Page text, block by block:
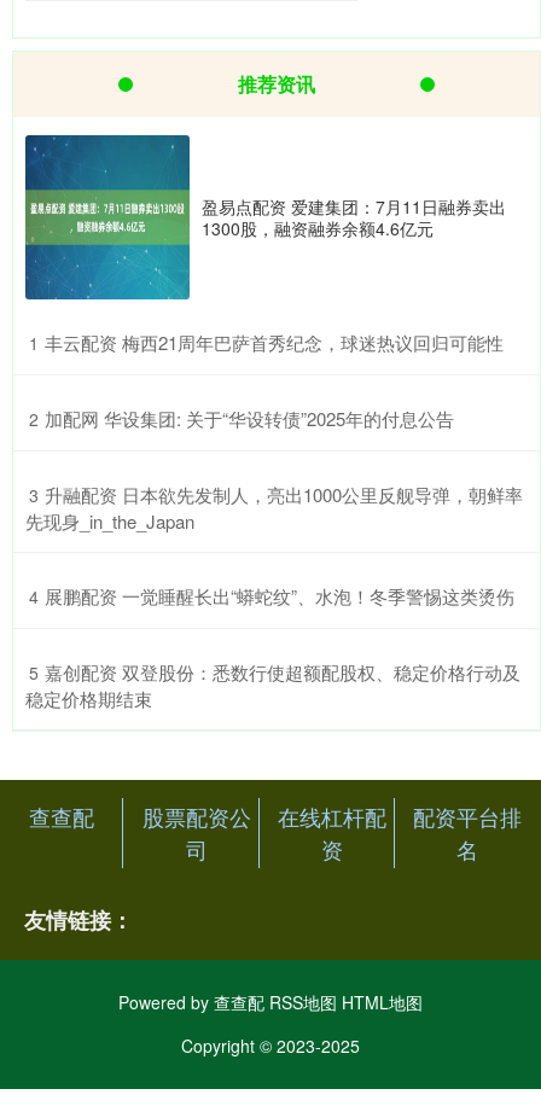
推荐资讯
盈易点配资 爱建集团：7月11日融券卖出
1300股，融资融券余额4.6亿元
1 ​丰云配资 梅西21周年巴萨首秀纪念，球迷热议回归可能性
2 ​加配网 华设集团: 关于“华设转债”2025年的付息公告
3 ​升融配资 日本欲先发制人，亮出1000公里反舰导弹，朝鲜率
先现身_in_the_Japan
4 ​展鹏配资 一觉睡醒长出“蟒蛇纹”、水泡！冬季警惕这类烫伤
5 ​嘉创配资 双登股份：悉数行使超额配股权、稳定价格行动及
稳定价格期结束
查查配
股票配资公
司
在线杠杆配
资
配资平台排
名
友情链接：
Powered by 查查配 RSS地图 HTML地图
Copyright © 2023-2025